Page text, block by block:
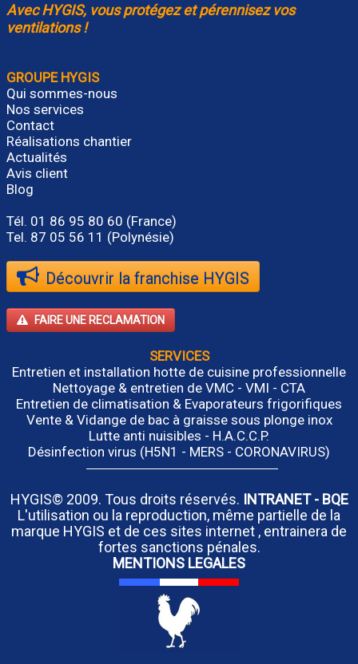
Avec HYGIS, vous protégez et pérennisez vos
ventilations !
GROUPE HYGIS
Qui sommes-nous
Nos services
Contact
Réalisations chantier
Actualités
Avis client
Blog
Tél. 01 86 95 80 60 (France)
Tel. 87 05 56 11 (Polynésie)
Découvrir la franchise HYGIS
FAIRE UNE RECLAMATION
SERVICES
Entretien et installation hotte de cuisine professionnelle
Nettoyage & entretien de VMC - VMI - CTA
Entretien de climatisation & Evaporateurs frigorifiques
Vente & Vidange de bac à graisse sous plonge inox
Lutte anti nuisibles - H.A.C.C.P.
Désinfection virus (H5N1 - MERS - CORONAVIRUS)
HYGIS© 2009. Tous droits réservés. INTRANET- BQE
L'utilisation ou la reproduction, même partielle de la
marque HYGIS et de ces sites internet , entrainera de
fortes sanctions pénales.
MENTIONS LEGALES